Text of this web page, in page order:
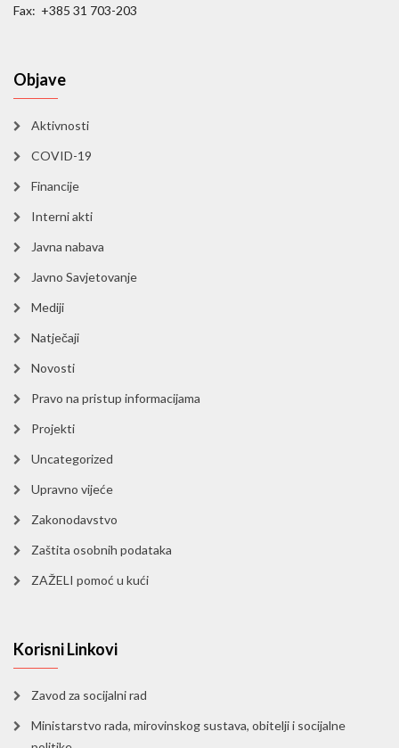
Fax: +385 31 703-203
Objave
Aktivnosti
COVID-19
Financije
Interni akti
Javna nabava
Javno Savjetovanje
Mediji
Natječaji
Novosti
Pravo na pristup informacijama
Projekti
Uncategorized
Upravno vijeće
Zakonodavstvo
Zaštita osobnih podataka
ZAŽELI pomoć u kući
Korisni Linkovi
Zavod za socijalni rad
Ministarstvo rada, mirovinskog sustava, obitelji i socijalne